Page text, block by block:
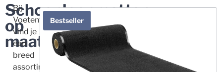
Schoonloopmatten
op
maat
Bij
Voetenvegertje.nl
vind je
een
breed
assortiment
Bestseller